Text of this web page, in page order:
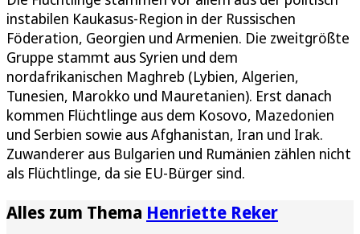
instabilen Kaukasus-Region in der Russischen
Föderation, Georgien und Armenien. Die zweitgrößte
Gruppe stammt aus Syrien und dem
nordafrikanischen Maghreb (Lybien, Algerien,
Tunesien, Marokko und Mauretanien). Erst danach
kommen Flüchtlinge aus dem Kosovo, Mazedonien
und Serbien sowie aus Afghanistan, Iran und Irak.
Zuwanderer aus Bulgarien und Rumänien zählen nicht
als Flüchtlinge, da sie EU-Bürger sind.
Alles zum Thema Henriette Reker